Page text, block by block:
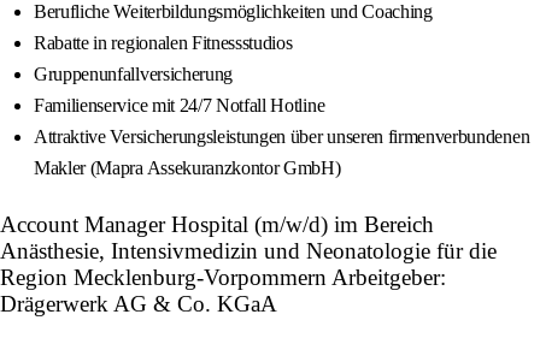
Berufliche Weiterbildungsmöglichkeiten und Coaching
Rabatte in regionalen Fitnessstudios
Gruppenunfallversicherung
Familienservice mit 24/7 Notfall Hotline
Attraktive Versicherungsleistungen über unseren firmenverbundenen
Makler (Mapra Assekuranzkontor GmbH)
Account Manager Hospital (m/w/d) im Bereich
Anästhesie, Intensivmedizin und Neonatologie für die
Region Mecklenburg-Vorpommern Arbeitgeber:
Drägerwerk AG & Co. KGaA